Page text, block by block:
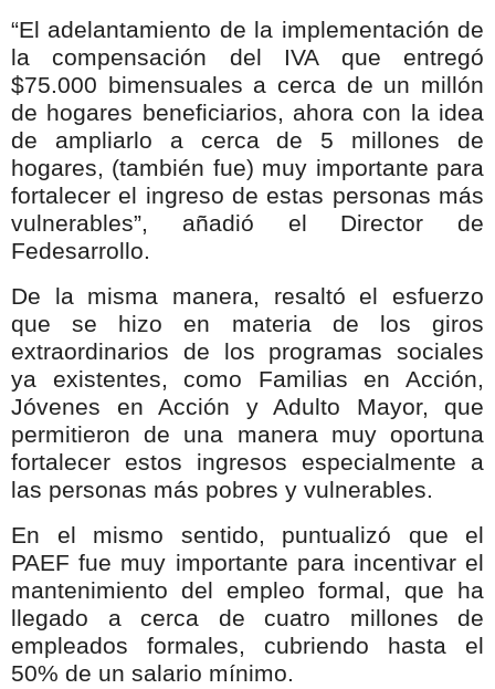
“El adelantamiento de la implementación de
la compensación del IVA que entregó
$75.000 bimensuales a cerca de un millón
de hogares beneficiarios, ahora con la idea
de ampliarlo a cerca de 5 millones de
hogares, (también fue) muy importante para
fortalecer el ingreso de estas personas más
vulnerables”, añadió el Director de
Fedesarrollo.
De la misma manera, resaltó el esfuerzo
que se hizo en materia de los giros
extraordinarios de los programas sociales
ya existentes, como Familias en Acción,
Jóvenes en Acción y Adulto Mayor, que
permitieron de una manera muy oportuna
fortalecer estos ingresos especialmente a
las personas más pobres y vulnerables.
En el mismo sentido, puntualizó que el
PAEF fue muy importante para incentivar el
mantenimiento del empleo formal, que ha
llegado a cerca de cuatro millones de
empleados formales, cubriendo hasta el
50% de un salario mínimo.